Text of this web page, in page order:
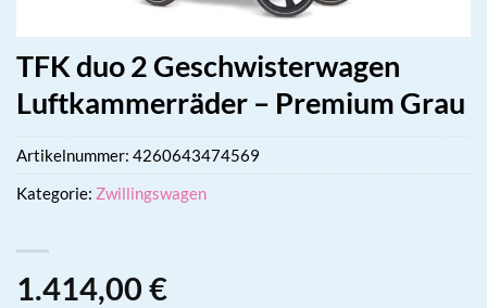
TFK duo 2 Geschwisterwagen
Luftkammerräder – Premium Grau
1.414,00 €
Artikelnummer: 4260643474569
Kategorie: Zwillingswagen